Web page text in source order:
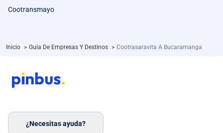
Cootransmayo
Inicio > Guía De Empresas Y Destinos > Cootrasaravita A Bucaramanga
¿Necesitas ayuda?